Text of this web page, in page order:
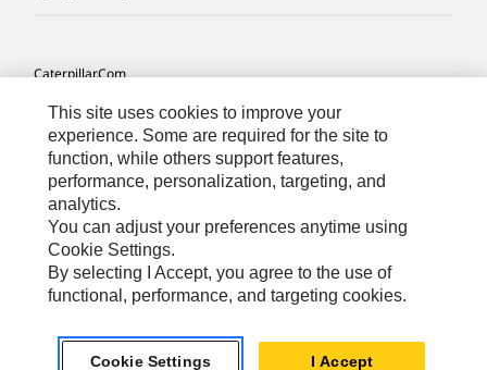
Caterpillar.com
Связаться С Caterpillar
Карта Сайта
Cookie Settings
Юридическая Информация
Конфиденциальность Личных Данных
CIS - Russian© 2026 Caterpillar. Все права сохранены.
This site uses cookies to improve your
experience. Some are required for the site to
function, while others support features,
performance, personalization, targeting, and
analytics.
You can adjust your preferences anytime using
Cookie Settings.
By selecting I Accept, you agree to the use of
functional, performance, and targeting cookies.
Cookie Settings I Accept